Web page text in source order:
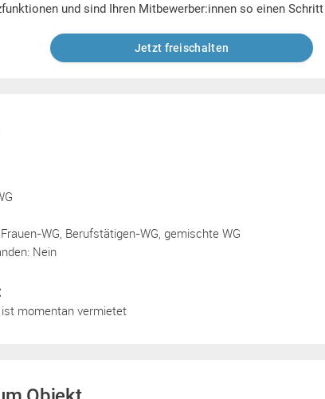
und sind Ihren Mitbewerber:innen so einen
Jetzt freischalten
WG, Berufstätigen-WG, gemischte WG
Nein
momentan vermietet